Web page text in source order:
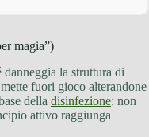
magia”)
danneggia la struttura di
fuori gioco alterandone
della disinfezione: non
attivo raggiunga